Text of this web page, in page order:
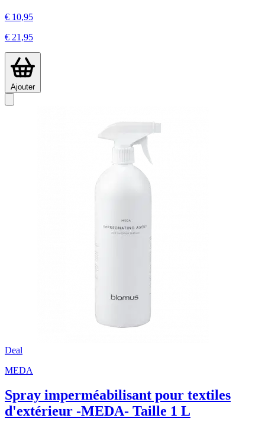
€ 10,95
€ 21,95
Ajouter
Deal
MEDA
Spray imperméabilisant pour textiles
d'extérieur -MEDA- Taille 1 L